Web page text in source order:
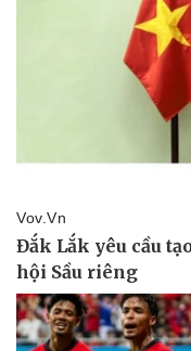
Pháp luật
Vụ án
Tin nóng